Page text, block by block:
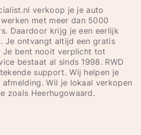
verkoop je je auto
met meer dan 5000
Daardoor krijg je een eerlijk
Je ontvangt altijd een gratis
Je bent nooit verplicht tot
bestaat al sinds 1998. RWD
support. Wij helpen je
Wil je lokaal verkopen
zoals Heerhugowaard.